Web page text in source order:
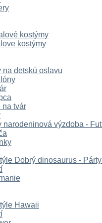
kostýmy
kostýmy
na detskú oslavu
na tvár
narodeninová výzdoba -
Dobrý dinosaurus -
Hawaii